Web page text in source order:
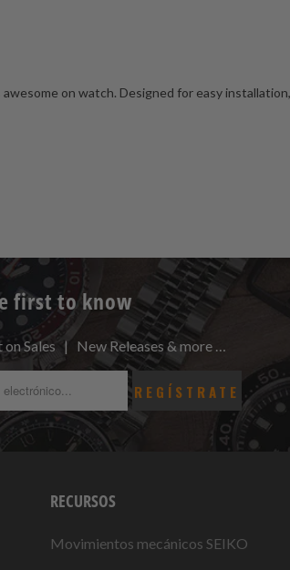
on watch. Designed for easy
first to know
Sales | New Releases & more …
RECURSOS
Movimientos mecánicos SEIKO